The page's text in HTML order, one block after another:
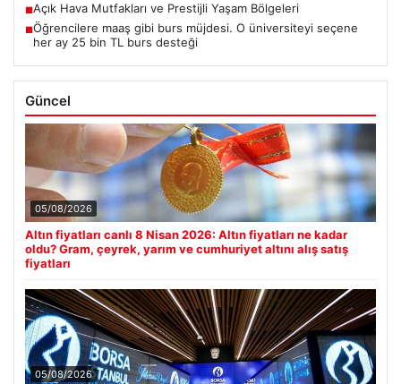
■Açık Hava Mutfakları ve Prestijli Yaşam Bölgeleri
■Öğrencilere maaş gibi burs müjdesi. O üniversiteyi seçene
her ay 25 bin TL burs desteği
Güncel
05/08/2026
Altın fiyatları canlı 8 Nisan 2026: Altın fiyatları ne kadar
oldu? Gram, çeyrek, yarım ve cumhuriyet altını alış satış
fiyatları
05/08/2026